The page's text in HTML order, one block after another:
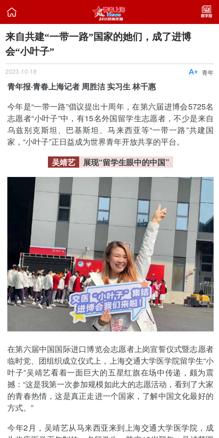

来自共建“一带一路”国家的她们，成了进博
会“小叶子”
2023-10-18 青年

青年报·青春上海记者 周胜洁 实习生 林千惠
今年是“一带一路”倡议提出十周年，在第六届进博会5725名
志愿者“小叶子”中，有15名外国留学生志愿者，不少是来自
乌兹别克斯坦、巴基斯坦、马来西亚等“一带一路”共建国
家，“小叶子”正日益成为世界青年开放共享的平台。
吴靖艺
展现“留学生眼中的中国”
在第六届中国国际进口博览会志愿者上岗宣誓仪式暨志愿者
临时党、团组织成立仪式上，上海交通大学医学院留学生“小
叶子”吴靖艺看着一面巨大的五星红旗在场中传递，颇为震
撼：“这是我第一次参加规模如此大的志愿活动，看到了大家
的青春热情，这是真正走进一个国家，了解中国文化最好的
方式。”
今年2月，吴靖艺从马来西亚来到上海交通大学医学院，成